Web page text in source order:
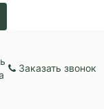
Заказать звонок